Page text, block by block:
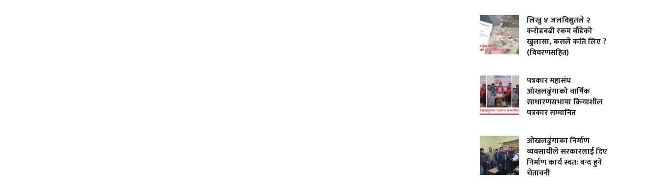
लिखु ४ जलविद्युतले २
करोडबढी रकम बाँडेको
खुलासा, कसले कति लिए ?
(विवरणसहित)
पत्रकार महासंघ
ओखलढुंगाको वार्षिक
साधारणसभामा क्रियाशील
पत्रकार सम्मानित
ओखलढुंगाका निर्माण
व्यवसायीले सरकारलाई दिए
निर्माण कार्य स्वत: बन्द हुने
चेतावनी